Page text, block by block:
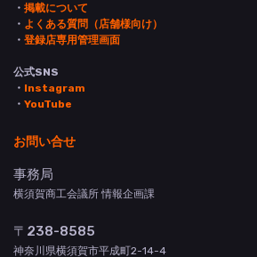
・ 掲載について
・ よくある質問（店舗様向け）
・ 登録店専用管理画面
公式SNS
・ Instagram
・ YouTube
お問い合せ
事務局
横須賀商工会議所 情報企画課
〒238-8585
神奈川県横須賀市平成町2-14-4